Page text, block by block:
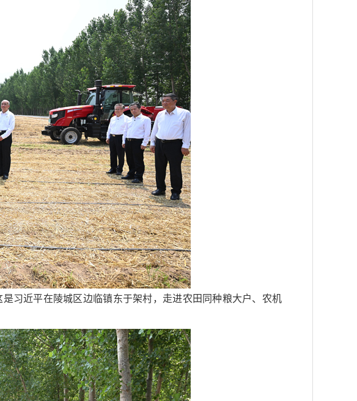
习近平在陵城区边临镇东于架村，走进农田同种粮大户、农机